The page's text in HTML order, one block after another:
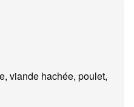
viande hachée, poulet,